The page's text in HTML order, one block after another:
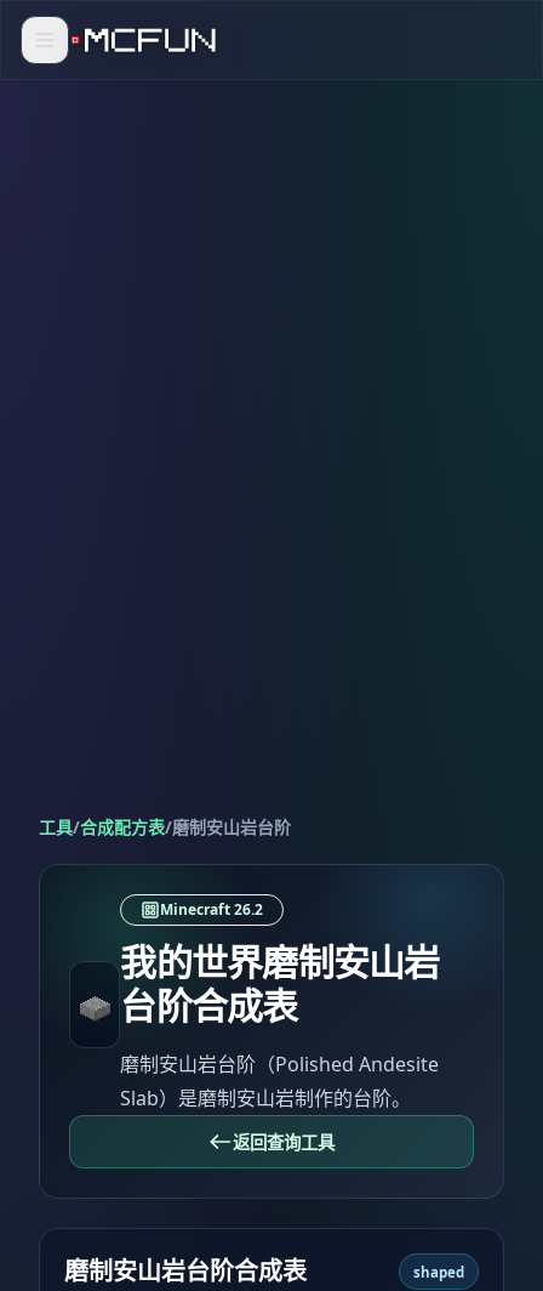
工具/合成配方表/磨制安山岩台阶
Minecraft 26.2
我的世界磨制安山岩
台阶合成表
磨制安山岩台阶（Polished Andesite
Slab）是磨制安山岩制作的台阶。
返回查询工具
磨制安山岩台阶合成表 shaped